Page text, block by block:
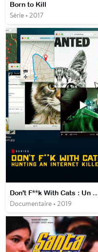
Born to Kill
Série • 2017
Don't F**k With Cats : Un
Documentaire • 2019